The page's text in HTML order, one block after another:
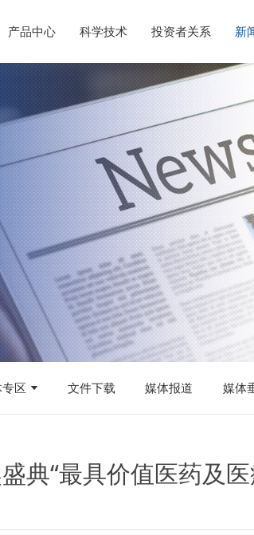
产品中心 科学技术 投资者关系 新
区 文件下载 媒体报道 媒体
典“最具价值医药及